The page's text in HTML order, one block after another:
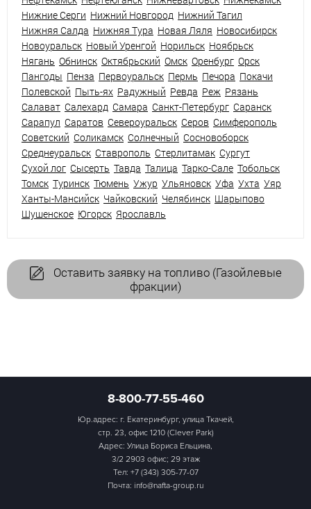
Нижние Серги Нижний Новгород Нижний Тагил
Нижняя Салда Нижняя Тура Новая Ляля Новосибирск
Новоуральск Новый Уренгой Норильск Ноябрьск
Нягань Обнинск Октябрьский Омск Оренбург Орск
Пангоды Пенза Первоуральск Пермь Печора Покачи
Полевской Пыть-ях Радужный Ревда Реж Рязань
Салават Салехард Самара Санкт-Петербург Саранск
Сарапул Саратов Североуральск Серов Симферополь
Советский Соликамск Солнечный Сосновоборск
Среднеуральск Ставрополь Стерлитамак Сургут
Сухой лог Сысерть Тавда Талица Тарко-Сале Тобольск
Томск Туринск Тюмень Ужур Ульяновск Уфа Ухта Уяр
Ханты-Мансийск Чайковский Челябинск Шарыпово
Шушенское Югорск Ярославль
Оставить заявку на топливо (Газойлевые
фракции)
8-800-77-55-460
Юр.адрес: г. Екатеринбург, улица Ткачей,
стр. 23, офис 1210 (Clever Park)
Адрес: Улица Бориса Ельцина,
3/2 2903 офис; 29 этаж
Тел: +7 (343) 305-77-07
Почта: info@nafta-group.ru